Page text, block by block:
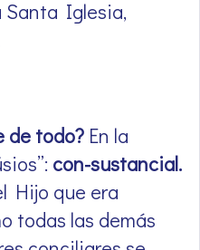
Santa Iglesia,
de todo? En la
con-sustancial.
Hijo que era
todas las demás